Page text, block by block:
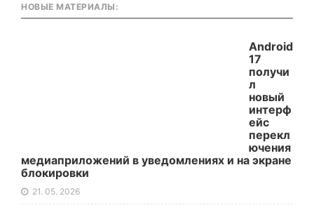
НОВЫЕ МАТЕРИАЛЫ:
Android
17
получи
л
новый
интерф
ейс
перекл
ючения
медиаприложений в уведомлениях и на экране
блокировки
21. 05. 2026